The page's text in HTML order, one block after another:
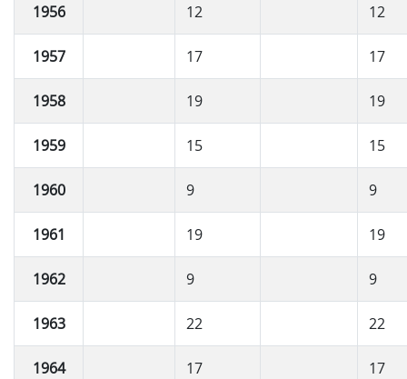
1956 12 12
1957 17 17
1958 19 19
1959 15 15
1960 9 9
1961 19 19
1962 9 9
1963 22 22
1964 17 17